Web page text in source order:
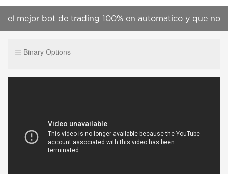
el mejor bot de trading 100% en automatico y que no
Binary Options